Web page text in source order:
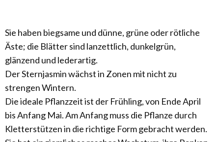
Sie haben biegsame und dünne, grüne oder rötliche
Äste; die Blätter sind lanzettlich, dunkelgrün,
glänzend und lederartig.
Der Sternjasmin wächst in Zonen mit nicht zu
strengen Wintern.
Die ideale Pflanzzeit ist der Frühling, von Ende April
bis Anfang Mai. Am Anfang muss die Pflanze durch
Kletterstützen in die richtige Form gebracht werden.